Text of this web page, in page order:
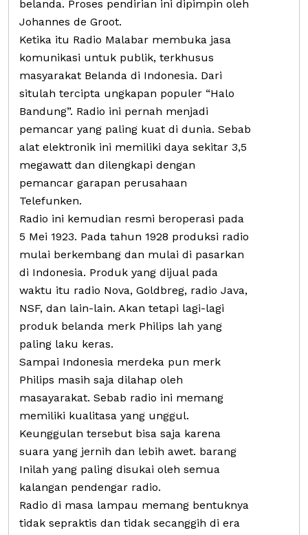
belanda. Proses pendirian ini dipimpin oleh
Johannes de Groot.
Ketika itu Radio Malabar membuka jasa
komunikasi untuk publik, terkhusus
masyarakat Belanda di Indonesia. Dari
situlah tercipta ungkapan populer “Halo
Bandung”. Radio ini pernah menjadi
pemancar yang paling kuat di dunia. Sebab
alat elektronik ini memiliki daya sekitar 3,5
megawatt dan dilengkapi dengan
pemancar garapan perusahaan
Telefunken.
Radio ini kemudian resmi beroperasi pada
5 Mei 1923. Pada tahun 1928 produksi radio
mulai berkembang dan mulai di pasarkan
di Indonesia. Produk yang dijual pada
waktu itu radio Nova, Goldbreg, radio Java,
NSF, dan lain-lain. Akan tetapi lagi-lagi
produk belanda merk Philips lah yang
paling laku keras.
Sampai Indonesia merdeka pun merk
Philips masih saja dilahap oleh
masayarakat. Sebab radio ini memang
memiliki kualitasa yang unggul.
Keunggulan tersebut bisa saja karena
suara yang jernih dan lebih awet. barang
Inilah yang paling disukai oleh semua
kalangan pendengar radio.
Radio di masa lampau memang bentuknya
tidak sepraktis dan tidak secanggih di era